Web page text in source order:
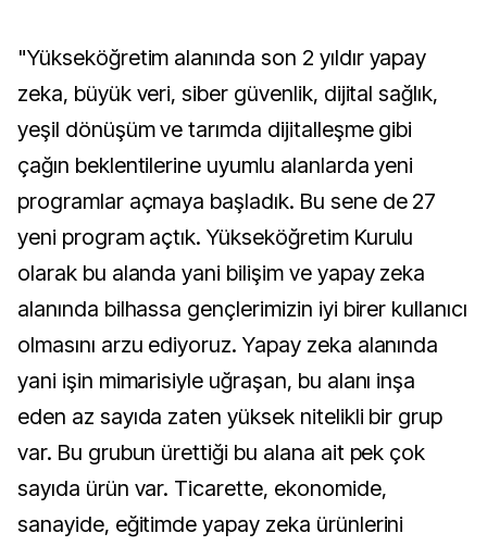
"Yükseköğretim alanında son 2 yıldır yapay
zeka, büyük veri, siber güvenlik, dijital sağlık,
yeşil dönüşüm ve tarımda dijitalleşme gibi
çağın beklentilerine uyumlu alanlarda yeni
programlar açmaya başladık. Bu sene de 27
yeni program açtık. Yükseköğretim Kurulu
olarak bu alanda yani bilişim ve yapay zeka
alanında bilhassa gençlerimizin iyi birer kullanıcı
olmasını arzu ediyoruz. Yapay zeka alanında
yani işin mimarisiyle uğraşan, bu alanı inşa
eden az sayıda zaten yüksek nitelikli bir grup
var. Bu grubun ürettiği bu alana ait pek çok
sayıda ürün var. Ticarette, ekonomide,
sanayide, eğitimde yapay zeka ürünlerini